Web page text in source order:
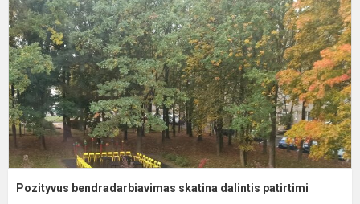
Pozityvus bendradarbiavimas skatina dalintis patirtimi